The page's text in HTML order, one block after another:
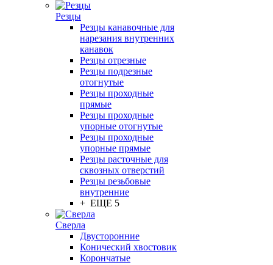
Резцы
Резцы канавочные для
нарезания внутренних
канавок
Резцы отрезные
Резцы подрезные
отогнутые
Резцы проходные
прямые
Резцы проходные
упорные отогнутые
Резцы проходные
упорные прямые
Резцы расточные для
сквозных отверстий
Резцы резьбовые
внутренние
+ ЕЩЕ 5
Сверла
Двусторонние
Конический хвостовик
Корончатые